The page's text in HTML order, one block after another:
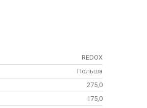
REDOX
Польша
275,0
175,0